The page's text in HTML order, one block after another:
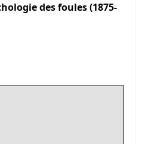
des foules (1875-